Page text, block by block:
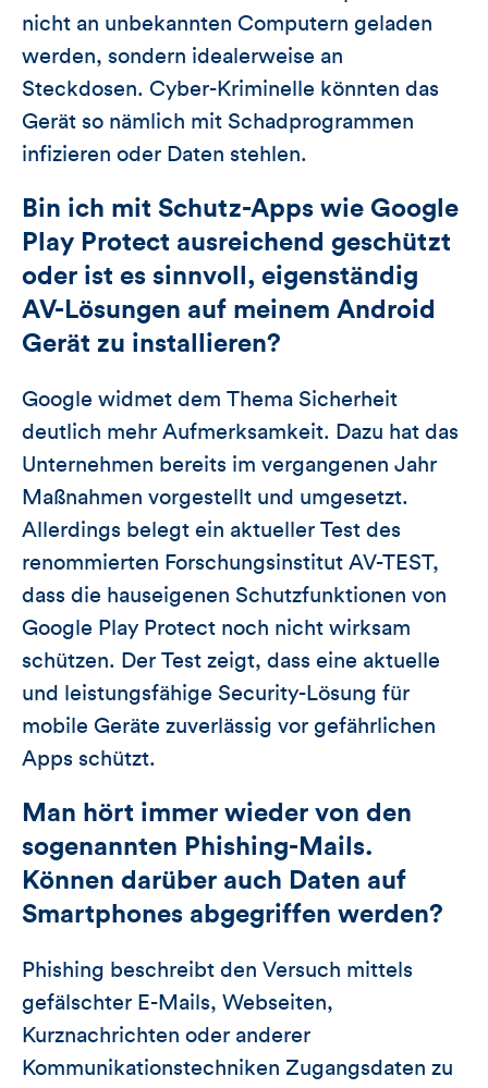
nicht an unbekannten Computern geladen
werden, sondern idealerweise an
Steckdosen. Cyber-Kriminelle könnten das
Gerät so nämlich mit Schadprogrammen
infizieren oder Daten stehlen.
Bin ich mit Schutz-Apps wie Google
Play Protect ausreichend geschützt
oder ist es sinnvoll, eigenständig
AV-Lösungen auf meinem Android
Gerät zu installieren?
Google widmet dem Thema Sicherheit
deutlich mehr Aufmerksamkeit. Dazu hat das
Unternehmen bereits im vergangenen Jahr
Maßnahmen vorgestellt und umgesetzt.
Allerdings belegt ein aktueller Test des
renommierten Forschungsinstitut AV-TEST,
dass die hauseigenen Schutzfunktionen von
Google Play Protect noch nicht wirksam
schützen. Der Test zeigt, dass eine aktuelle
und leistungsfähige Security-Lösung für
mobile Geräte zuverlässig vor gefährlichen
Apps schützt.
Man hört immer wieder von den
sogenannten Phishing-Mails.
Können darüber auch Daten auf
Smartphones abgegriffen werden?
Phishing beschreibt den Versuch mittels
gefälschter E-Mails, Webseiten,
Kurznachrichten oder anderer
Kommunikationstechniken Zugangsdaten zu